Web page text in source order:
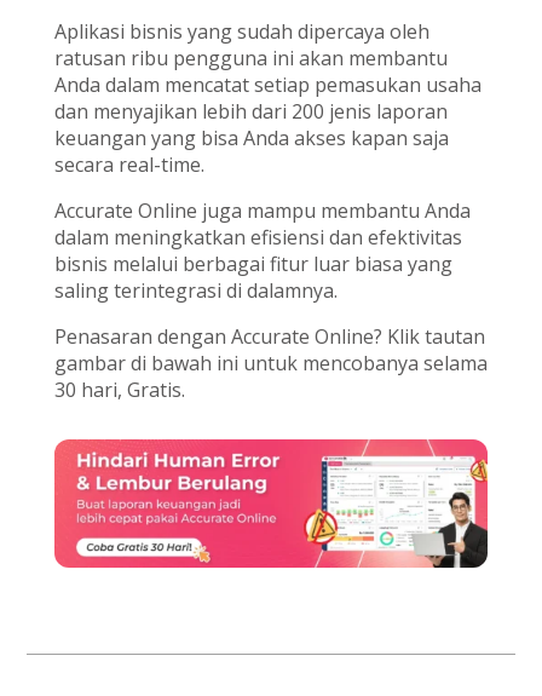
Aplikasi bisnis yang sudah dipercaya oleh
ratusan ribu pengguna ini akan membantu
Anda dalam mencatat setiap pemasukan usaha
dan menyajikan lebih dari 200 jenis laporan
keuangan yang bisa Anda akses kapan saja
secara real-time.
Accurate Online juga mampu membantu Anda
dalam meningkatkan efisiensi dan efektivitas
bisnis melalui berbagai fitur luar biasa yang
saling terintegrasi di dalamnya.
Penasaran dengan Accurate Online? Klik tautan
gambar di bawah ini untuk mencobanya selama
30 hari, Gratis.